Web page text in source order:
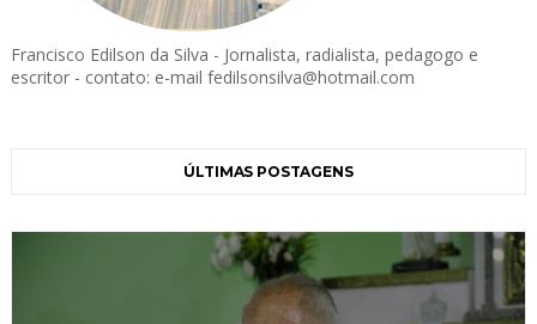
Francisco Edilson da Silva - Jornalista, radialista, pedagogo e
escritor - contato: e-mail fedilsonsilva@hotmail.com
ÚLTIMAS POSTAGENS